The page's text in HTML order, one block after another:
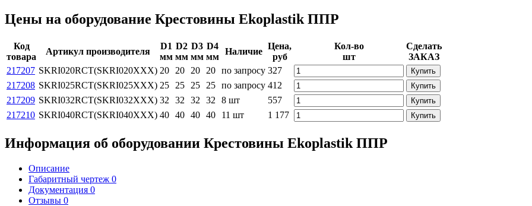
Цены на оборудование Крестовины Ekoplastik ППР
Код
товара
Артикул производителя
D1
мм
D2
мм
D3
мм
D4
мм
Наличие
Цена,
руб
Кол-во
шт
Сделать
ЗАКАЗ
217207 SKRI020RCT(SKRI020XXX) 20 20 20 20 по запросу 327 Купить
217208 SKRI025RCT(SKRI025XXX) 25 25 25 25 по запросу 412 Купить
217209 SKRI032RCT(SKRI032XXX) 32 32 32 32 8 шт 557 Купить
217210 SKRI040RCT(SKRI040XXX) 40 40 40 40 11 шт 1 177 Купить
Информация об оборудовании Крестовины Ekoplastik ППР
Описание
Габаритный чертеж 0
Документация 0
Отзывы 0